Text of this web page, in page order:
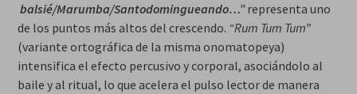
balsié/Marumba/Santodomingueando…”representa uno
de los puntos más altos del crescendo. “Rum Tum Tum”
(variante ortográfica de la misma onomatopeya)
intensifica el efecto percusivo y corporal, asociándolo al
baile y al ritual, lo que acelera el pulso lector de manera